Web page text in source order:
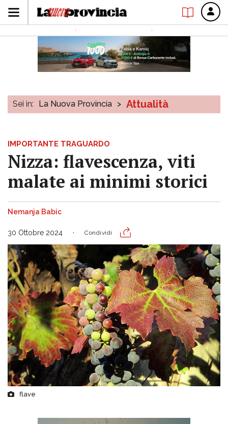
Sei in: La Nuova Provincia > Attualità
IMPORTANTE TRAGUARDO
Nizza: flavescenza, viti
malate ai minimi storici
Nemanja Babic
30 Ottobre 2024 Condividi
flave